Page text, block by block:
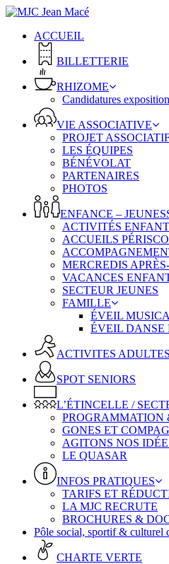
Skip
main
ACCUEIL
BILLETTERIE
RHIZOME
Candidatures
VIE ASSOCIATIVE
PROJET
LES ÉQUIPES
BÉNÉVOLAT
PARTENAIRES
PHOTOS
ENFANCE –
ACTIVITÉS
ACCUEILS
MERCREDIS
VACANCES
SECTEUR JEUNES
FAMILLE
ÉVEIL
ÉVEIL DANSE
ACTIVITES
SPOT SENIORS
L’ÉTINCELLE /
PROGRAMMATION
GONES ET
AGITONS NOS
LE QUASAR
INFOS PRATIQUES
TARIFS ET
LA MJC RECRUTE
BROCHURES &
Pôle social, sportif & culturel
CHARTE VERTE